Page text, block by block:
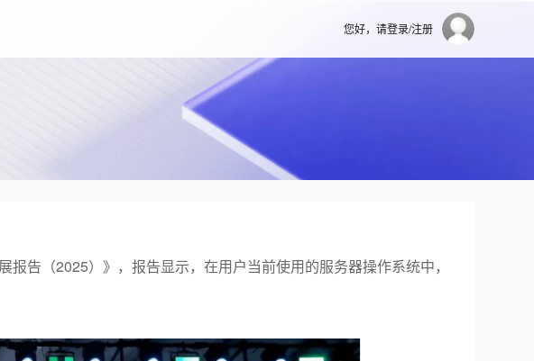
您好，请登录/注册
报告（2025）》，报告显示，在用户当前使用的服务器操作系统中，